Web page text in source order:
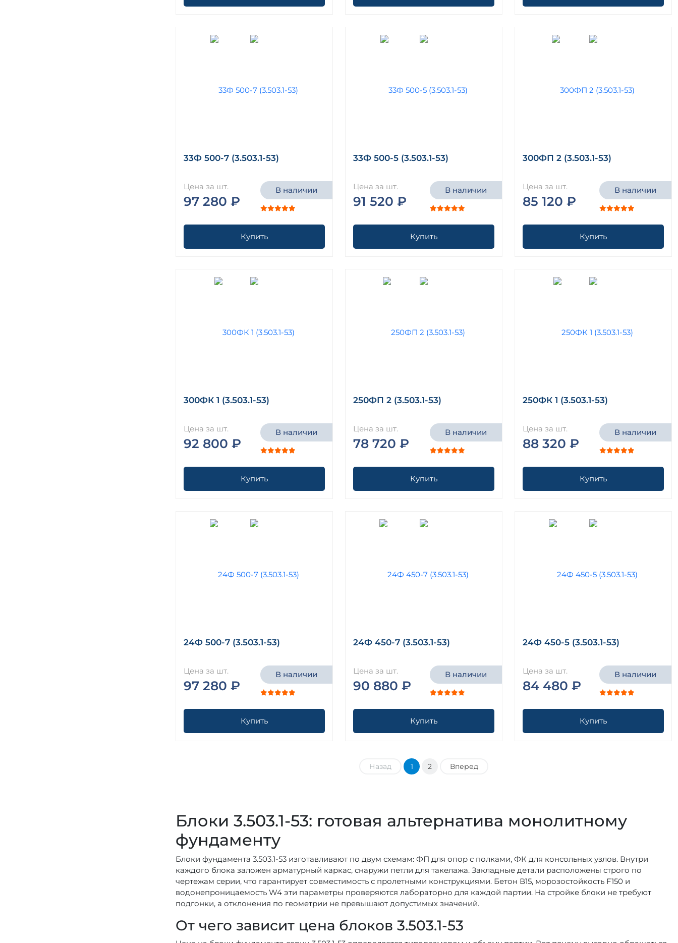
33Ф 500-7 (3.503.1-53)
Цена за шт.
97 280 ₽
В наличии
Купить
33Ф 500-5 (3.503.1-53)
Цена за шт.
91 520 ₽
В наличии
Купить
300ФП 2 (3.503.1-53)
Цена за шт.
85 120 ₽
В наличии
Купить
300ФК 1 (3.503.1-53)
Цена за шт.
92 800 ₽
В наличии
Купить
250ФП 2 (3.503.1-53)
Цена за шт.
78 720 ₽
В наличии
Купить
250ФК 1 (3.503.1-53)
Цена за шт.
88 320 ₽
В наличии
Купить
24Ф 500-7 (3.503.1-53)
Цена за шт.
97 280 ₽
В наличии
Купить
24Ф 450-7 (3.503.1-53)
Цена за шт.
90 880 ₽
В наличии
Купить
24Ф 450-5 (3.503.1-53)
Цена за шт.
84 480 ₽
В наличии
Купить
Назад 1 2 Вперед
Блоки 3.503.1-53: готовая альтернатива монолитному
фундаменту
Блоки фундамента 3.503.1-53 изготавливают по двум схемам: ФП для опор с полками, ФК для консольных узлов. Внутри
каждого блока заложен арматурный каркас, снаружи петли для такелажа. Закладные детали расположены строго по
чертежам серии, что гарантирует совместимость с пролетными конструкциями. Бетон В15, морозостойкость F150 и
водонепроницаемость W4 эти параметры проверяются лабораторно для каждой партии. На стройке блоки не требуют
подгонки, а отклонения по геометрии не превышают допустимых значений.
От чего зависит цена блоков 3.503.1-53